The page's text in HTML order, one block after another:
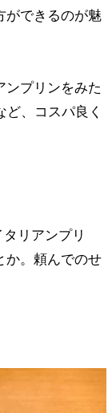
ができるのが魅
ンプリンをみた
、コスパ良く
リアンプリ
か。頼んでのせ